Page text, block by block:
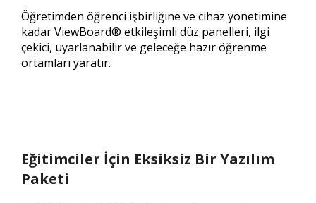
Öğretimden öğrenci işbirliğine ve cihaz yönetimine
kadar ViewBoard® etkileşimli düz panelleri, ilgi
çekici, uyarlanabilir ve geleceğe hazır öğrenme
ortamları yaratır.
Eğitimciler İçin Eksiksiz Bir Yazılım
Paketi